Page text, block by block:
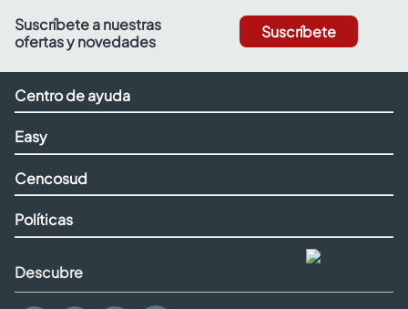
Suscríbete a nuestras
ofertas y novedades
Suscríbete
Centro de ayuda
Easy
Cencosud
Políticas
Descubre